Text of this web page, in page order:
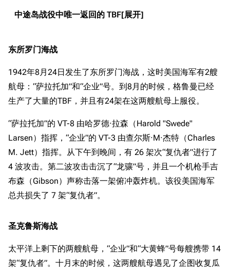
中途岛战役中唯一返回的 TBF
东所罗门海战
1942年8月24日发生了东所罗门海战，这时美国海军有2艘
航母：“萨拉托加”和“企业”号。到8月的时候，格鲁曼已经
生产了大量的TBF，并且有24架在这两艘航母上服役。
“萨拉托加”的 VT-8 由哈罗德·拉森（Harold "Swede"
Larsen）指挥，“企业”的 VT-3 由查尔斯·M·杰特（Charles
M. Jett）指挥。从下午到晚间，有 26 架次“复仇者”进行了
4 波攻击。第二波攻击击沉了“龙骧”号，并且一个机枪手吉
布森（Gibson）声称击落一架俯冲轰炸机。该役美国海军
总共损失了 7 架“复仇者”。
圣克鲁斯海战
太平洋上剩下的两艘航母，“企业”和“大黄蜂”号每艘携带 14
架“复仇者”。十月末的时候，这两艘航母遇见了企图收复瓜